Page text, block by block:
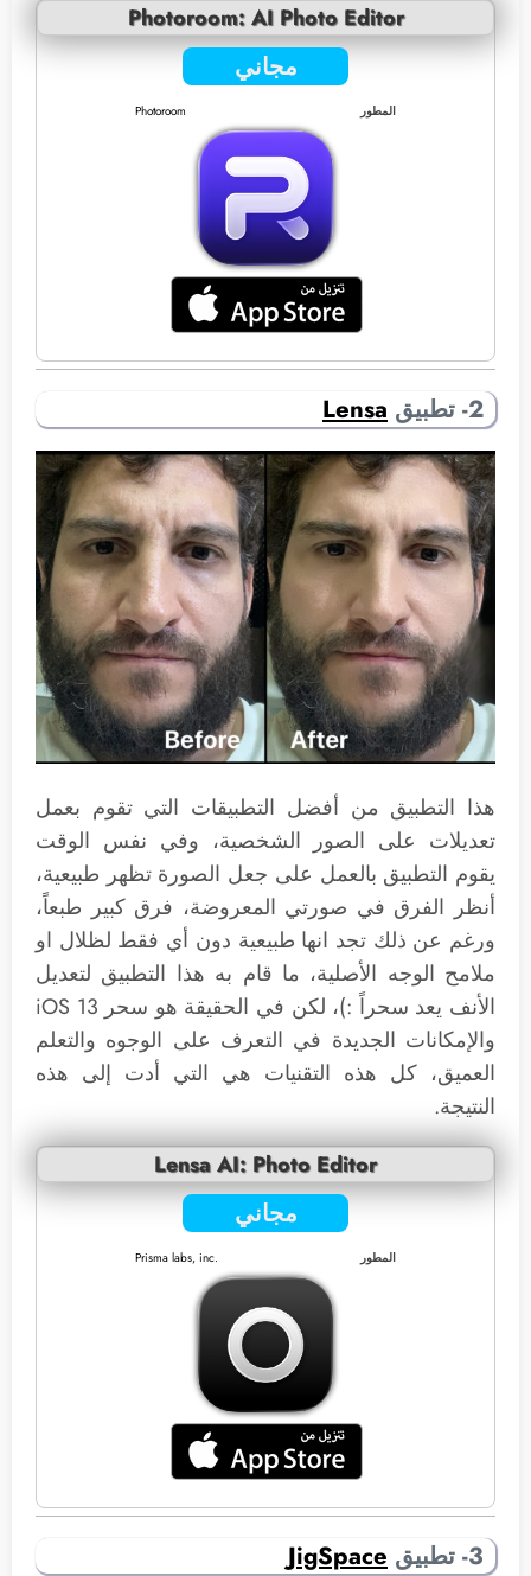
Photoroom: AI Photo Editor
مجاني
المطور Photoroom
2- تطبيق Lensa
هذا التطبيق من أفضل التطبيقات التي تقوم بعمل
تعديلات على الصور الشخصية، وفي نفس الوقت
يقوم التطبيق بالعمل على جعل الصورة تظهر طبيعية،
أنظر الفرق في صورتي المعروضة، فرق كبير طبعاً،
ورغم عن ذلك تجد انها طبيعية دون أي فقط لظلال او
ملامح الوجه الأصلية، ما قام به هذا التطبيق لتعديل
الأنف يعد سحراً :)، لكن في الحقيقة هو سحر iOS 13
والإمكانات الجديدة في التعرف على الوجوه والتعلم
العميق، كل هذه التقنيات هي التي أدت إلى هذه
النتيجة.
Lensa AI: Photo Editor
مجاني
المطور Prisma labs, inc.
3- تطبيق JigSpace